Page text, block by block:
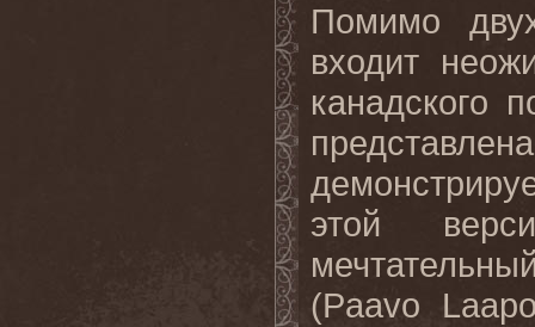
Помимо
входит
канадского
этой
(Paavo